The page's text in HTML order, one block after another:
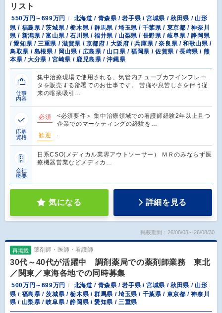
リスト
550万円～699万円
北海道 / 青森県 / 岩手県 / 宮城県 / 秋田県 / 山形
県 / 福島県 / 茨城県 / 栃木県 / 群馬県 / 埼玉県 / 千葉県 / 東京都 / 神奈川
県 / 新潟県 / 富山県 / 石川県 / 福井県 / 山梨県 / 長野県 / 岐阜県 / 静岡県
/ 愛知県 / 三重県 / 滋賀県 / 京都府 / 大阪府 / 兵庫県 / 奈良県 / 和歌山県 /
鳥取県 / 島根県 / 岡山県 / 広島県 / 山口県 / 福岡県 / 佐賀県 / 長崎県 / 熊
本県 / 大分県 / 宮崎県 / 鹿児島県 / 沖縄県
仕事
内容
集中治療現場で使用される、気管内チューブカフインフレー
タを販売する部署でのお仕事です。 苦痛や息苦しさを伴う従
来の喀痰吸引…
応募
資格
必須
<必須要件＞ 集中治療領域での看護師経験2年以上且つ
企業でのマーケティングの経験を…
歓迎
会社
概要
日系CSO(メディカル業界アウトソーサー） ＭＲのみならず医
療機器営業などメディカ…
気になる 詳細を見る
掲載期間：26/08/03～26/08/30
再掲載 薬剤師・医師・看護師
30代～40代が活躍中 調剤薬局での薬剤師業務 東北
／関東／東海各地での同時募集
500万円～699万円
北海道 / 青森県 / 岩手県 / 宮城県 / 秋田県 / 山形
県 / 福島県 / 茨城県 / 栃木県 / 群馬県 / 埼玉県 / 千葉県 / 東京都 / 神奈川
県 / 山梨県 / 岐阜県 / 静岡県 / 愛知県 / 三重県